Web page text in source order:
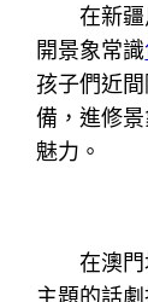
在新
開景象常識
孩子們近
備，進修
魅力。
在澳
主題的話